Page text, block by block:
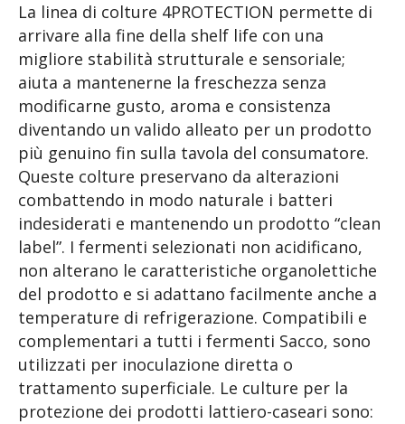
La linea di colture 4PROTECTION permette di
arrivare alla fine della shelf life con una
migliore stabilità strutturale e sensoriale;
aiuta a mantenerne la freschezza senza
modificarne gusto, aroma e consistenza
diventando un valido alleato per un prodotto
più genuino fin sulla tavola del consumatore.
Queste colture preservano da alterazioni
combattendo in modo naturale i batteri
indesiderati e mantenendo un prodotto “clean
label”. I fermenti selezionati non acidificano,
non alterano le caratteristiche organolettiche
del prodotto e si adattano facilmente anche a
temperature di refrigerazione. Compatibili e
complementari a tutti i fermenti Sacco, sono
utilizzati per inoculazione diretta o
trattamento superficiale. Le culture per la
protezione dei prodotti lattiero-caseari sono: